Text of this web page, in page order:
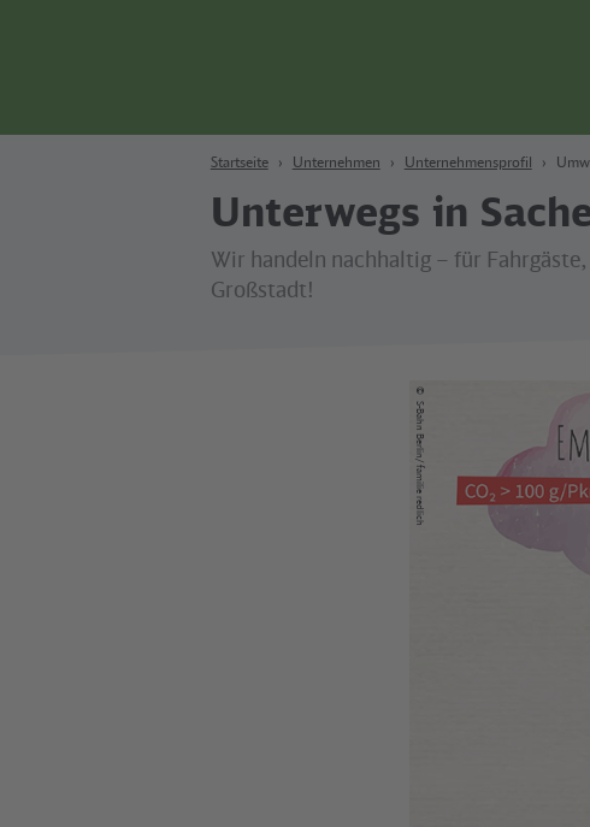
Startseite Unternehmen Unternehmensprofil
Unterwegs in
Wir handeln nachhaltig – für
Großstadt!
©
S-Bahn Berlin/ familie redlich